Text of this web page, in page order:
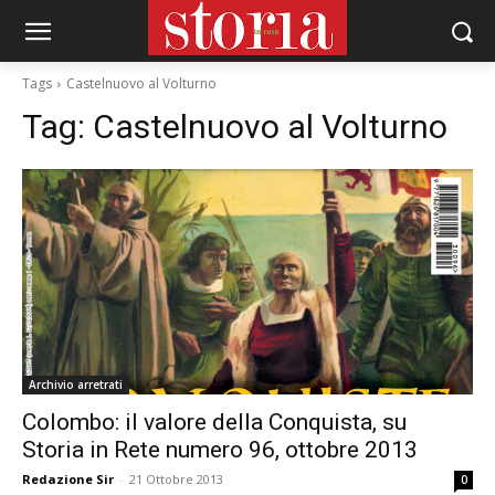
Tags Castelnuovo al Volturno
Tag: Castelnuovo al Volturno
Archivio arretrati
Colombo: il valore della Conquista, su
Storia in Rete numero 96, ottobre 2013
Redazione Sir - 21 Ottobre 2013 0